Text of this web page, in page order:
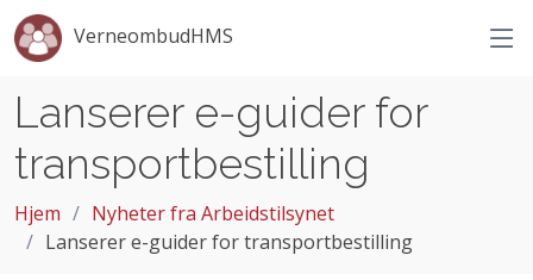
VerneombudHMS
Lanserer e-guider for
transportbestilling
Hjem
Nyheter fra Arbeidstilsynet
Lanserer e-guider for transportbestilling